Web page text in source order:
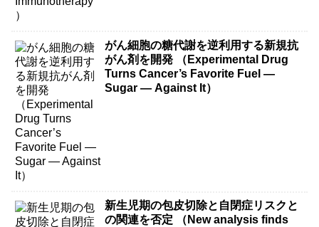
がん細胞の糖代謝を逆利用する新規抗
がん剤を開発 （Experimental Drug
Turns Cancer’s Favorite Fuel —
Sugar — Against It）
新生児期の包皮切除と自閉症リスクと
の関連を否定 （New analysis finds